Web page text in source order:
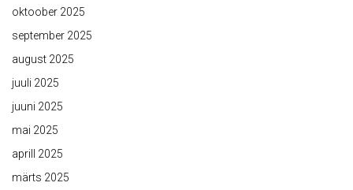
oktoober 2025
september 2025
august 2025
juuli 2025
juuni 2025
mai 2025
aprill 2025
märts 2025